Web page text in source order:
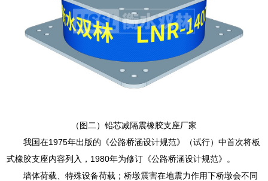
（图二）铅芯减隔震橡胶支座厂家
我国在1975年出版的《公路桥涵设计规范》（试行）中首次将板
式橡胶支座内容列入，1980年为修订《公路桥涵设计规范》。
墙体荷载、特殊设备荷载；桥墩震害在地震力作用下桥墩会不同